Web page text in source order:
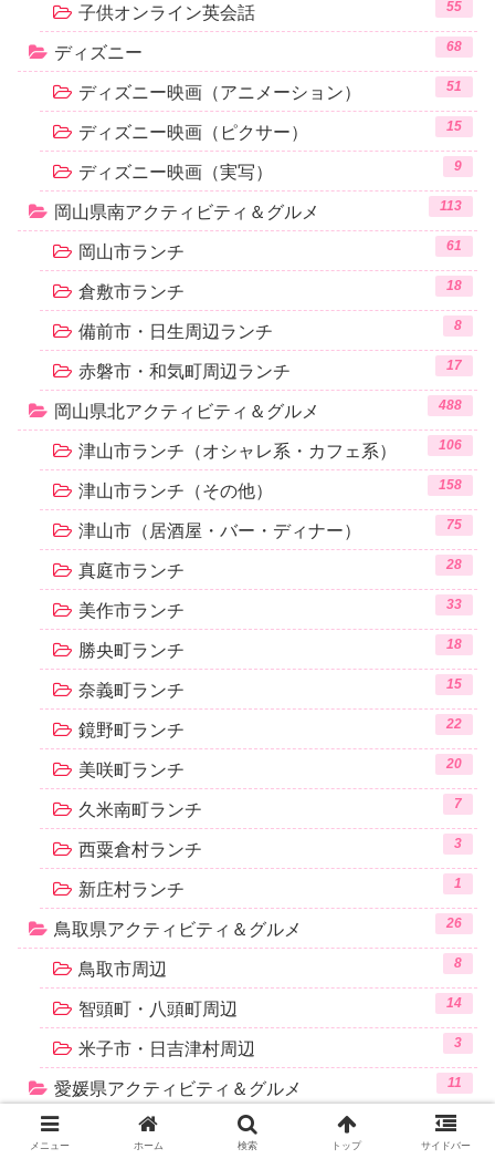
子供オンライン英会話 55
ディズニー 68
ディズニー映画（アニメーション） 51
ディズニー映画（ピクサー） 15
ディズニー映画（実写） 9
岡山県南アクティビティ＆グルメ 113
岡山市ランチ 61
倉敷市ランチ 18
備前市・日生周辺ランチ 8
赤磐市・和気町周辺ランチ 17
岡山県北アクティビティ＆グルメ 488
津山市ランチ（オシャレ系・カフェ系） 106
津山市ランチ（その他） 158
津山市（居酒屋・バー・ディナー） 75
真庭市ランチ 28
美作市ランチ 33
勝央町ランチ 18
奈義町ランチ 15
鏡野町ランチ 22
美咲町ランチ 20
久米南町ランチ 7
西粟倉村ランチ 3
新庄村ランチ 1
鳥取県アクティビティ＆グルメ 26
鳥取市周辺 8
智頭町・八頭町周辺 14
米子市・日吉津村周辺 3
愛媛県アクティビティ＆グルメ 11
今治市周辺（中予） 3
メニュー ホーム 検索 トップ サイドバー